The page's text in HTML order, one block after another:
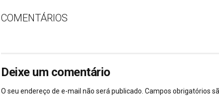
COMENTÁRIOS
Deixe um comentário
O seu endereço de e-mail não será publicado. Campos obrigatórios